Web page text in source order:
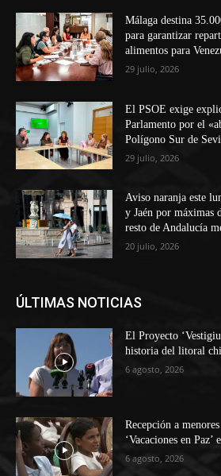
Málaga destina
para garantizar
alimentos para
29 julio, 2026
El PSOE exige
Parlamento por el
Polígono Sur de
29 julio, 2026
Aviso naranja este
y Jaén por máximas
resto de Andalucía
20 julio, 2026
ÚLTIMAS NOTICIAS
El Proyecto
historia del litoral
6 agosto, 2026
Recepción a
‘Vacaciones en
6 agosto, 2026